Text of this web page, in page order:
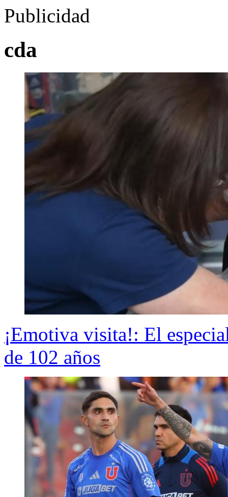
Publicidad
cda
¡Emotiva visita!: El
de 102 años